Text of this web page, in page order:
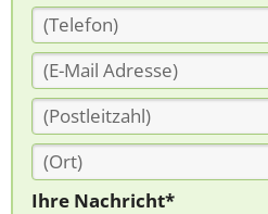
Ihre Nachricht*